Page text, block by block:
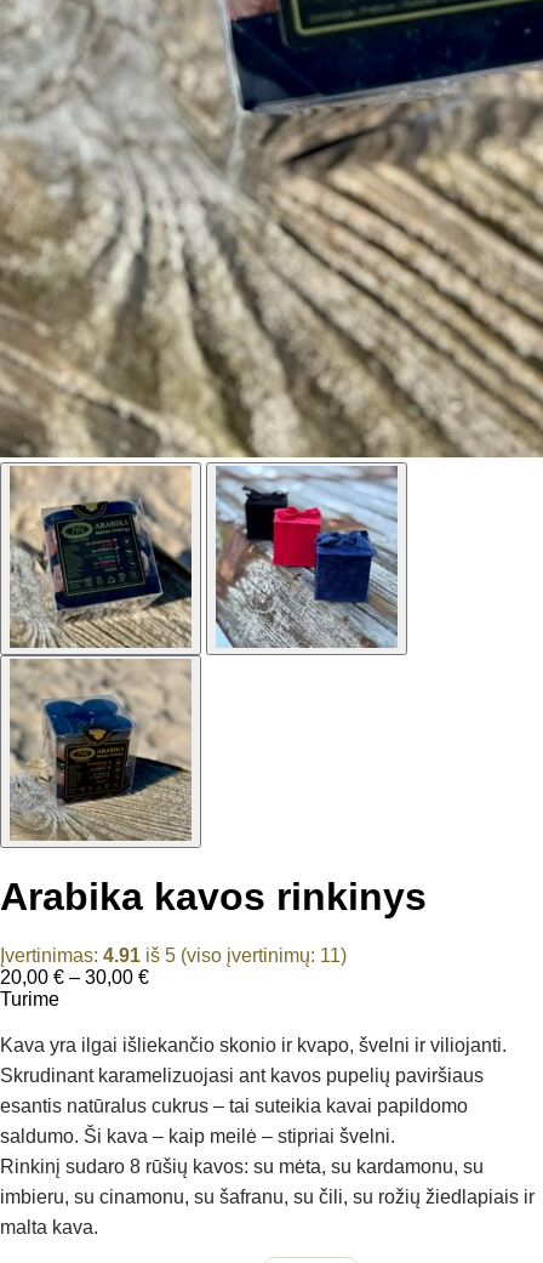
Arabika kavos rinkinys
Įvertinimas: 4.91 iš 5 (viso įvertinimų: 11)
20,00 € – 30,00 €Price
through
30,00 €
Turime
Kava yra ilgai išliekančio skonio ir kvapo, švelni ir viliojanti.
Skrudinant karamelizuojasi ant kavos pupelių paviršiaus
esantis natūralus cukrus – tai suteikia kavai papildomo
saldumo. Ši kava – kaip meilė – stipriai švelni.
Rinkinį sudaro 8 rūšių kavos: su mėta, su kardamonu, su
imbieru, su cinamonu, su šafranu, su čili, su rožių žiedlapiais ir
malta kava.